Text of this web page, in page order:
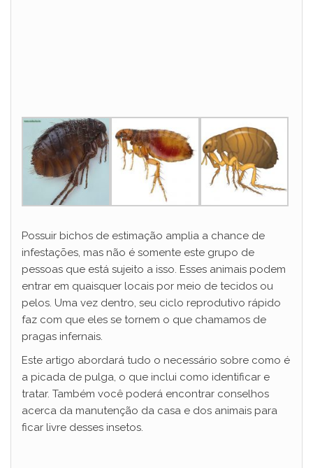
Possuir bichos de estimação amplia a chance de
infestações, mas não é somente este grupo de
pessoas que está sujeito a isso. Esses animais podem
entrar em quaisquer locais por meio de tecidos ou
pelos. Uma vez dentro, seu ciclo reprodutivo rápido
faz com que eles se tornem o que chamamos de
pragas infernais.
Este artigo abordará tudo o necessário sobre como é
a picada de pulga, o que inclui como identificar e
tratar. Também você poderá encontrar conselhos
acerca da manutenção da casa e dos animais para
ficar livre desses insetos.